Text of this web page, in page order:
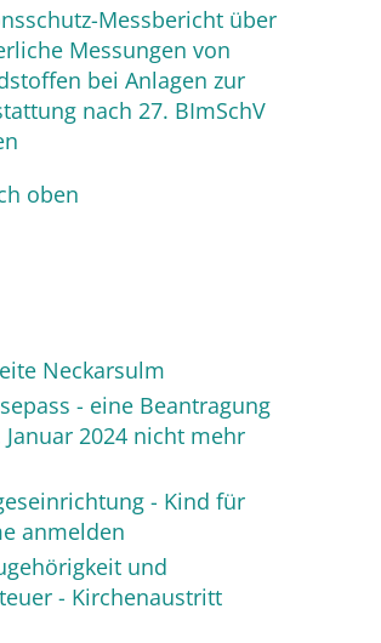
Messbericht über
Messungen von
bei Anlagen zur
nach 27. BImSchV
oben
Neckarsulm
- eine Beantragung
Januar 2024 nicht mehr
- Kind für
anmelden
und
- Kirchenaustritt